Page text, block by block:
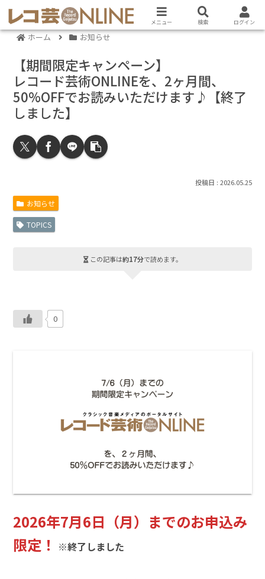
ホーム お知らせ
【期間限定キャンペーン】
レコード芸術ONLINEを、2ヶ月間、
50%OFFでお読みいただけます♪【終了
しました】
2026.05.25
お知らせ
TOPICS
この記事は約17分で読めます。
0
2026年7月6日（月）までのお申込み
限定！
※終了しました
メニュー 検索 ログイン